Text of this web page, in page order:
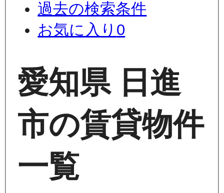
過去の検索条件
お気に入り 0
愛知県 日進
市の賃貸物件
一覧